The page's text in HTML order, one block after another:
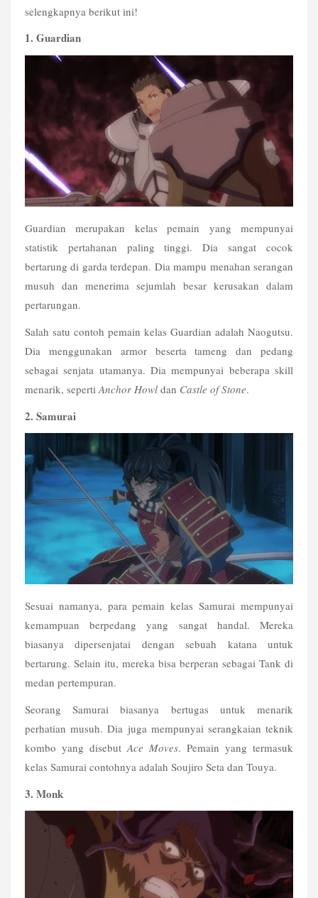
selengkapnya berikut ini!
1. Guardian
Guardian merupakan kelas pemain yang mempunyai
statistik pertahanan paling tinggi. Dia sangat cocok
bertarung di garda terdepan. Dia mampu menahan serangan
musuh dan menerima sejumlah besar kerusakan dalam
pertarungan.
Salah satu contoh pemain kelas Guardian adalah Naogutsu.
Dia menggunakan armor beserta tameng dan pedang
sebagai senjata utamanya. Dia mempunyai beberapa skill
menarik, seperti Anchor Howl dan Castle of Stone.
2. Samurai
Sesuai namanya, para pemain kelas Samurai mempunyai
kemampuan berpedang yang sangat handal. Mereka
biasanya dipersenjatai dengan sebuah katana untuk
bertarung. Selain itu, mereka bisa berperan sebagai Tank di
medan pertempuran.
Seorang Samurai biasanya bertugas untuk menarik
perhatian musuh. Dia juga mempunyai serangkaian teknik
kombo yang disebut Ace Moves. Pemain yang termasuk
kelas Samurai contohnya adalah Soujiro Seta dan Touya.
3. Monk